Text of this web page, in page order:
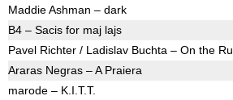
Maddie Ashman – dark
B4 – Sacis for maj lajs
Pavel Richter / Ladislav Buchta – On the
Araras Negras – A Praiera
marode – K.I.T.T.